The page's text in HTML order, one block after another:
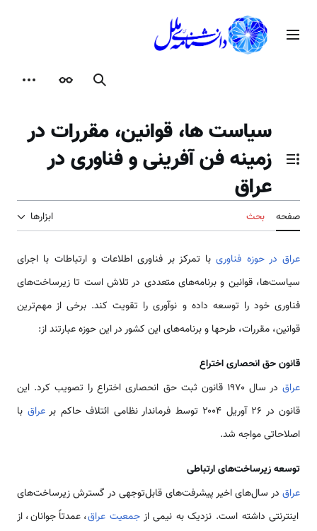
محتوامنوی اصلی
جستجوظاهر
تغییر وضعیت فهرست محتویات
سیاست ها، قوانین، مقررات در
زمینه فن آفرینی و فناوری در
عراق
صفحه بحث ابزارها
عراق در حوزه فناوریبا تمرکز بر فناوری اطلاعات و ارتباطات با اجرای
سیاست‌ها، قوانین و برنامه‌های متعددی در تلاش است تا زیرساخت‌های
فناوری خود را توسعه داده و نوآوری را تقویت کند. برخی از مهم‌ترین
قوانین، مقررات، طرحها و برنامه‌های این کشور در این حوزه عبارتند از:
قانون حق انحصاری اختراع
عراق
در سال ۱۹۷۰ قانون ثبت حق انحصاری اختراع را تصویب کرد. این
قانون در ۲۶ آوریل ۲۰۰۴ توسط فرماندار نظامی ائتلاف حاکم بر
عراق با
اصلاحاتی مواجه شد.
توسعه زیرساخت‌های ارتباطی
عراق در سال‌های اخیر پیشرفت‌های قابل‌توجهی در گسترش زیرساخت‌های
اینترنتی داشته است. نزدیک به نیمی ازجمعیت عراق، عمدتاً جوانان، از